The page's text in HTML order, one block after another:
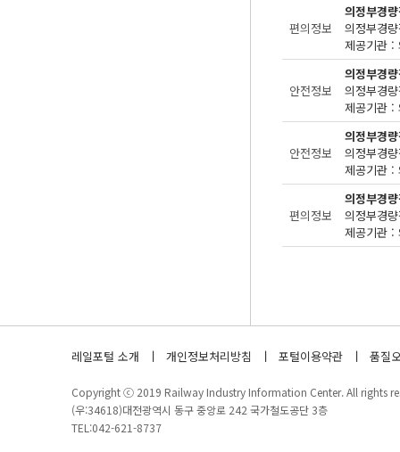
편의정보
의정부경
제공기관 :
안전정보
의정부경
제공기관 :
안전정보
의정부경
제공기관 :
편의정보
의정부경
제공기관 :
레일포털 소개 개인정보처리방침 포털이용약관 품질
Copyright ⓒ 2019 Railway Industry Information Center. All rights
(우:34618)대전광역시 동구 중앙로 242 국가철도공단 3층
TEL:042-621-8737